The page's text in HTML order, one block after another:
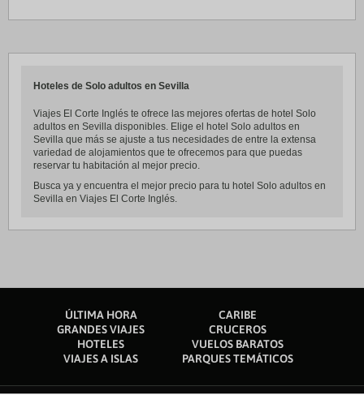
Hoteles de Solo adultos en Sevilla
Viajes El Corte Inglés te ofrece las mejores ofertas de hotel Solo
adultos en Sevilla disponibles. Elige el hotel Solo adultos en
Sevilla que más se ajuste a tus necesidades de entre la extensa
variedad de alojamientos que te ofrecemos para que puedas
reservar tu habitación al mejor precio.
Busca ya y encuentra el mejor precio para tu hotel Solo adultos en
Sevilla en Viajes El Corte Inglés.
ÚLTIMA HORA
CARIBE
GRANDES VIAJES
CRUCEROS
HOTELES
VUELOS BARATOS
VIAJES A ISLAS
PARQUES TEMÁTICOS